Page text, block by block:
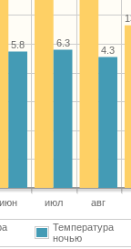
июн июл авг
4.3
6.3
5.8
Температура
ночью